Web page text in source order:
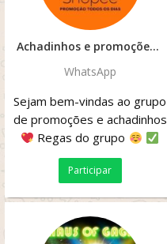
Achadinhos e promoções
WhatsApp
Sejam bem-vindas ao grupo
de promoções e achadinhos
Regas do grupo
Respeitar a privacidade
dos...
Participar